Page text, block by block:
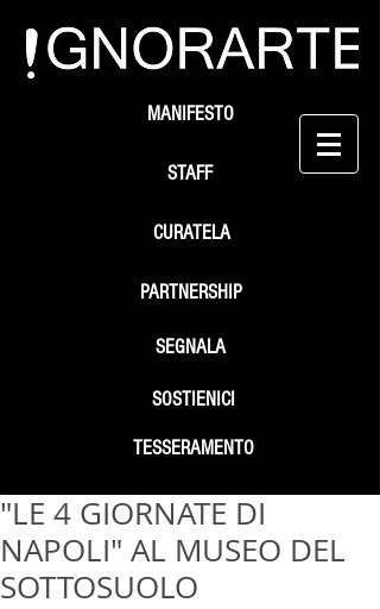
STAFF
SEGNALA
SOSTIENICI
MANIFESTO
PARTNERSHIP
TESSERAMENTO
CURATELA
"LE 4 GIORNATE DI
NAPOLI" AL MUSEO DEL
SOTTOSUOLO